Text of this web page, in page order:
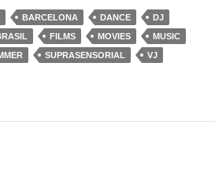
BARCELONA DANCE
DJ
FILMS MOVIES
MUSIC
SUPRASENSORIAL
VJ